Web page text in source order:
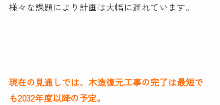
様々な課題により計画は大幅に遅れています。
現在の見通しでは、木造復元工事の完了は最短で
も2032年度以降の予定。